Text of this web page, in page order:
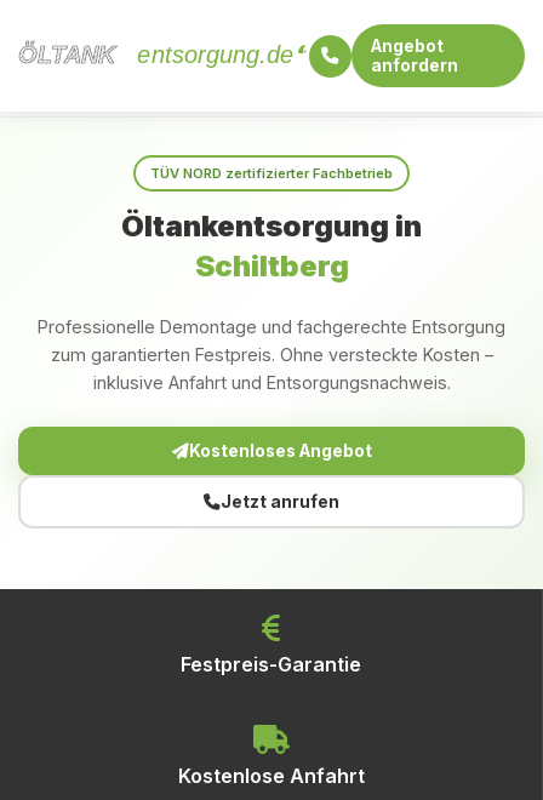
ÖLTANK
ÖLTANK entsorgung.de
Angebot
anfordern
TÜV NORD zertifizierter Fachbetrieb
Öltankentsorgung in
Schiltberg
Professionelle Demontage und fachgerechte Entsorgung
zum garantierten Festpreis. Ohne versteckte Kosten –
inklusive Anfahrt und Entsorgungsnachweis.
Kostenloses Angebot
Jetzt anrufen
Festpreis-Garantie
Kostenlose Anfahrt